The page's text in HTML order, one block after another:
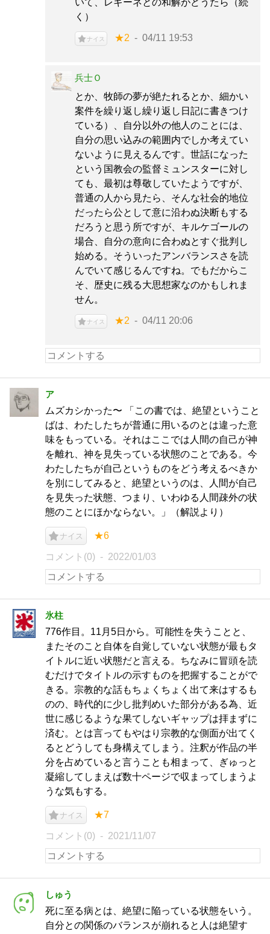
いて、レギーネとの和解がどうたら（続
く）
ナイス ★2 04/11 19:53
兵士Ｏ
とか、牧師の夢が絶たれるとか、細かい
案件を繰り返し繰り返し日記に書きつけ
ている）、自分以外の他人のことには、
自分の思い込みの範囲内でしか考えてい
ないように見えるんです。世話になった
という国教会の監督ミュンスターに対し
ても、最初は尊敬していたようですが、
普通の人から見たら、そんな社会的地位
だったら公として意に沿わぬ決断もする
だろうと思う所ですが、キルケゴールの
場合、自分の意向に合わぬとすぐ批判し
始める。そういったアンバランスさを読
んでいて感じるんですね。でもだからこ
そ、歴史に残る大思想家なのかもしれま
せん。
ナイス ★2 04/11 20:06
ア
ムズカシかった〜 「この書では、絶望ということ
ばは、わたしたちが普通に用いるのとは違った意
味をもっている。それはここでは人間の自己が神
を離れ、神を見失っている状態のことである。今
わたしたちが自己というものをどう考えるべきか
を別にしてみると、絶望というのは、人間が自己
を見失った状態、つまり、いわゆる人間疎外の状
態のことにほかならない。」（解説より）
ナイス ★6
コメント(0) 2022/01/03
氷柱
776作目。11月5日から。可能性を失うことと、
またそのこと自体を自覚していない状態が最もタ
イトルに近い状態だと言える。ちなみに冒頭を読
むだけでタイトルの示すものを把握することがで
きる。宗教的な話もちょくちょく出て来はするも
のの、時代的に少し批判めいた部分がある為、近
世に感じるような果てしないギャップは拝まずに
済む。とは言ってもやはり宗教的な側面が出てく
るとどうしても身構えてしまう。注釈が作品の半
分を占めていると言うことも相まって、ぎゅっと
凝縮してしまえば数十ページで収まってしまうよ
うな気もする。
ナイス ★7
コメント(0) 2021/11/07
しゅう
死に至る病とは、絶望に陥っている状態をいう。
自分との関係のバランスが崩れると人は絶望す